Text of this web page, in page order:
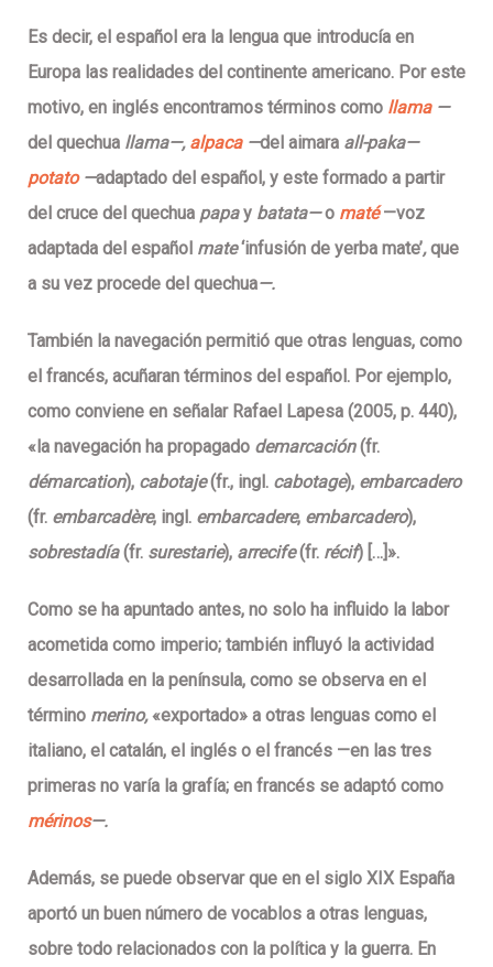
Es decir, el español era la lengua que introducía en
Europa las realidades del continente americano. Por este
motivo, en inglés encontramos términos como llama—
del quechua llama—, alpaca—del aimara all-paka—
potato—adaptado del español, y este formado a partir
del cruce del quechua papay batata—o maté—voz
adaptada del español mate‘infusión de yerba mate’,que
a su vez procede del quechua—.
También la navegación permitió que otras lenguas, como
el francés, acuñaran términos del español. Por ejemplo,
como conviene en señalar Rafael Lapesa (2005, p. 440),
«la navegación ha propagado demarcación(fr.
démarcation), cabotaje(fr., ingl. cabotage), embarcadero
(fr. embarcadère, ingl. embarcadere, embarcadero),
sobrestadía(fr. surestarie), arrecife(fr. récif) […]».
Como se ha apuntado antes, no solo ha influido la labor
acometida como imperio; también influyó la actividad
desarrollada en la península, como se observa en el
término merino,«exportado» a otras lenguas como el
italiano, el catalán, el inglés o el francés —en las tres
primeras no varía la grafía; en francés se adaptó como
mérinos—.
Además, se puede observar que en el siglo XIXEspaña
aportó un buen número de vocablos a otras lenguas,
sobre todo relacionados con la política y la guerra. En